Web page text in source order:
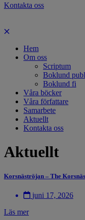
Kontakta oss
Hem
Om oss
Scriptum
Boklund
Boklund fi
Våra böcker
Våra författare
Samarbete
Aktuellt
Kontakta oss
Aktuellt
Korsnäströjan – The
juni 17, 2026
Läs mer